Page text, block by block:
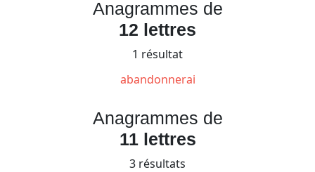
Anagrammes de
12 lettres
1 résultat
abandonnerai
Anagrammes de
11 lettres
3 résultats